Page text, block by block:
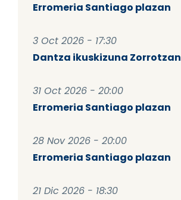
Erromeria Santiago plazan
3 Oct 2026 - 17:30
Dantza ikuskizuna Zorrotzan
31 Oct 2026 - 20:00
Erromeria Santiago plazan
28 Nov 2026 - 20:00
Erromeria Santiago plazan
21 Dic 2026 - 18:30